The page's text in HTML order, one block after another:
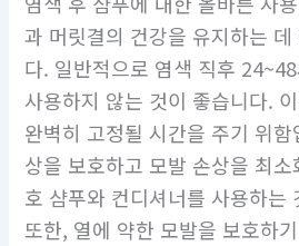
과 머릿결의 건강을 유지하는
다. 일반적으로 염색 직후
사용하지 않는 것이 좋습니다.
완벽히 고정될 시간을 주기 위
상을 보호하고 모발 손상을 최
호 샴푸와 컨디셔너를 사용하는
또한, 열에 약한 모발을 보호하